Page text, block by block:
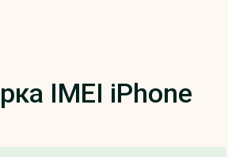
IMEI iPhone